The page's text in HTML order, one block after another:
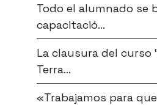
Todo el alumnado se
capacitació...
La clausura del curso
Terra...
«Trabajamos para